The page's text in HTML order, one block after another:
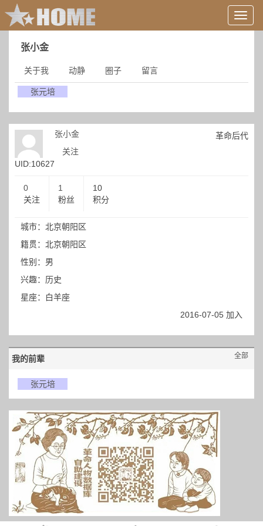
用
户
张小金
关于我 动静 圈子 留言
张元培
UID:10627
张小金
关注
革命后代
0
关注
1
粉丝
10
积分
城市：北京朝阳区
籍贯：北京朝阳区
性别：男
兴趣：历史
星座：白羊座
2016-07-05 加入
我的前辈 全部
张元培